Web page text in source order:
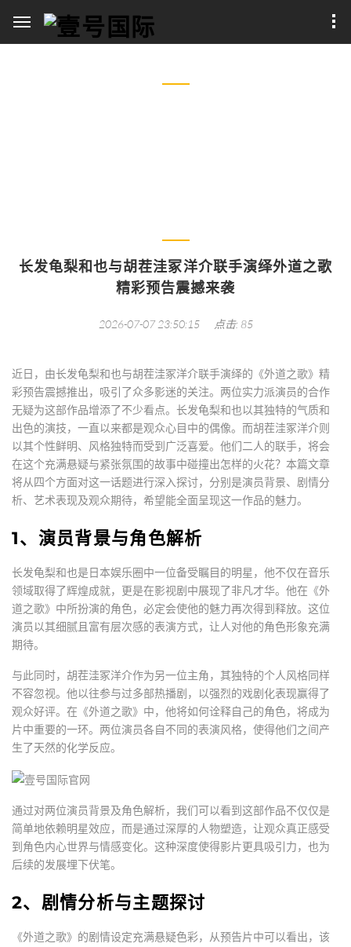
长发龟梨和也与胡茬洼冢洋介联手演绎外道之歌
精彩预告震撼来袭
2026-07-07 23:50:15 点击: 85
近日，由长发龟梨和也与胡茬洼冢洋介联手演绎的《外道之歌》精
彩预告震撼推出，吸引了众多影迷的关注。两位实力派演员的合作
无疑为这部作品增添了不少看点。长发龟梨和也以其独特的气质和
出色的演技，一直以来都是观众心目中的偶像。而胡茬洼冢洋介则
以其个性鲜明、风格独特而受到广泛喜爱。他们二人的联手，将会
在这个充满悬疑与紧张氛围的故事中碰撞出怎样的火花？本篇文章
将从四个方面对这一话题进行深入探讨，分别是演员背景、剧情分
析、艺术表现及观众期待，希望能全面呈现这一作品的魅力。
1、演员背景与角色解析
长发龟梨和也是日本娱乐圈中一位备受瞩目的明星，他不仅在音乐
领域取得了辉煌成就，更是在影视剧中展现了非凡才华。他在《外
道之歌》中所扮演的角色，必定会使他的魅力再次得到释放。这位
演员以其细腻且富有层次感的表演方式，让人对他的角色形象充满
期待。
与此同时，胡茬洼冢洋介作为另一位主角，其独特的个人风格同样
不容忽视。他以往参与过多部热播剧，以强烈的戏剧化表现赢得了
观众好评。在《外道之歌》中，他将如何诠释自己的角色，将成为
片中重要的一环。两位演员各自不同的表演风格，使得他们之间产
生了天然的化学反应。
通过对两位演员背景及角色解析，我们可以看到这部作品不仅仅是
简单地依赖明星效应，而是通过深厚的人物塑造，让观众真正感受
到角色内心世界与情感变化。这种深度使得影片更具吸引力，也为
后续的发展埋下伏笔。
2、剧情分析与主题探讨
《外道之歌》的剧情设定充满悬疑色彩，从预告片中可以看出，该